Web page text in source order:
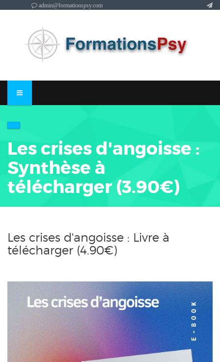
admin@formationspsy.com
Les crises d'angoisse :
Synthèse à
télécharger (3.90€)
Les crises d'angoisse : Livre à
télécharger (4.90€)